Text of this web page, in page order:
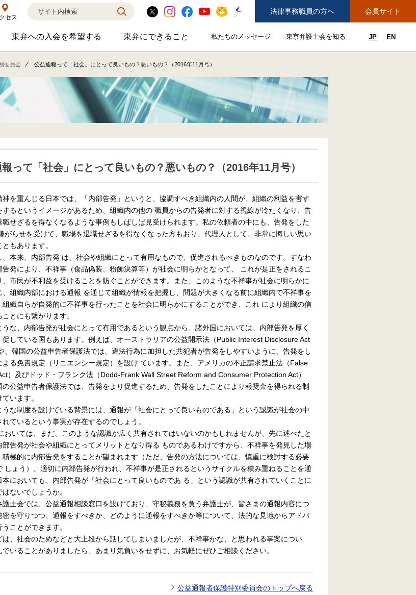
セス
法律事務職員の方へ 会員サイト
するのサブメニューを開閉
東弁への入会を希望する東弁への入会を希望するのサブメニューを開閉
東弁にできること東弁にできることのサブメニューを開閉
私たちのメッセージ私たちのメッセージのサブメニューを開閉
東京弁護士会を知る東京弁護士会を知るのサブメニ
JP EN
委員会 公益通報って「社会」にとって良いもの？悪いもの？（2016年11月号）
って「社会」にとって良いもの？悪いもの？（2016年11月号）
を重んじる日本では、「内部告発」というと、協調すべき組織内の人間が、組織の利益を害す
するというイメージがあるため、組織内の他の 職員からの告発者に対する視線が冷たくなり、告
職せざるを得なくなるような事例もしばしば見受けられます。私の依頼者の中にも、告発をした
がらせを受けて、職場を退職せざるを得なくなった方もおり、代理人として、非常に悔しい思い
もあります。
本来、内部告発 は、社会や組織にとって有用なもので、促進されるべきものなのです。すなわ
告発により、不祥事（食品偽装、粉飾決算等）が社会に明らかとなって、 これが是正をされるこ
、市民が不利益を受けることを防ぐことができます。また、このような不祥事が社会に明らかに
、組織内部における通報 を通じて組織が情報を把握し、問題が大きくなる前に組織内で不祥事を
組織自らが自発的に不祥事を行ったことを社会に明らかにすることができ、これ により組織の信
ことにも繋がります。
な、内部告発が社会にとって有用であるという観点から、諸外国においては、内部告発を厚く
促している国もあります。例えば、オーストラリアの公益開示法（Public Interest Disclosure Act
、韓国の公益申告者保護法では、違法行為に加担した共犯者が告発をしやすいように、告発をし
よる免責規定（リニエンシー規定）を設け ています。また、アメリカの不正請求禁止法（False
）及びドッド・フランク法（Dodd-Frank Wall Street Reform and Consumer Protection Act）
の公益申告者保護法では、告発をより促進するため、告発をしたことにより報奨金を得られる制
います。
な制度を設けている背景には、通報が「社会にとって良いものである」という認識が社会の中
れているという事実が存在するのでしょう。
いては、まだ、このような認識が広く共有されてはいないのかもしれませんが、先に述べたと
部告発が社会や組織にとってメリットとなり得る ものであるわけですから、不祥事を発見した場
積極的に内部告発をすることが望まれます（ただ、告発の方法については、慎重に検討する必要
しょう）。適切に内部告発が行われ、不祥事が是正されるというサイクルを積み重ねることを通
本においても、内部告発が「社会にとって良いものであ る」という認識が共有されていくことに
ないでしょうか。
士会では、公益通報相談窓口を設けており、守秘義務を負う弁護士が、皆さまの通報内容につ
密を守りつつ、通報をすべきか、どのように通報をすべきか等について、法的な見地からアドバ
ことができます。
、社会のためなどと大上段から話してしまいましたが、不祥事かな、と思われる事案につい
でいることがありましたら、あまり気負いをせずに、お気軽にぜひご相談ください。
公益通報者保護特別委員会のトップへ戻る